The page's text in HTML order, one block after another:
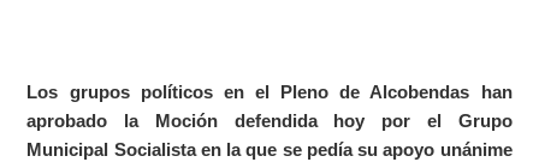
Los grupos políticos en el Pleno de Alcobendas han
aprobado la Moción defendida hoy por el Grupo
Municipal Socialista en la que se pedía su apoyo unánime